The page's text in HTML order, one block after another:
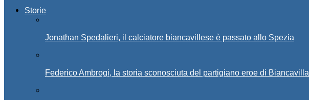
Storie
Jonathan Spedalieri, il calciatore biancavillese è passato allo Spezia
Federico Ambrogi, la storia sconosciuta del partigiano eroe di Biancavilla